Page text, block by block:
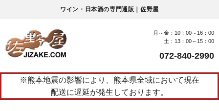
ワイン・日本酒の専門通販｜佐野屋
月～金：10：00～16：00
土：13：00～15：00
072-840-2990
※熊本地震の影響により、熊本県全域において現在
配送に遅延が発生しております。